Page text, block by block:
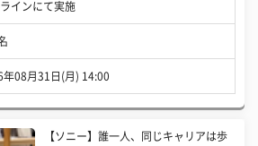
インにて実施
年08月31日(月) 14:00
【ソニー】誰一人、同じキャリアは歩